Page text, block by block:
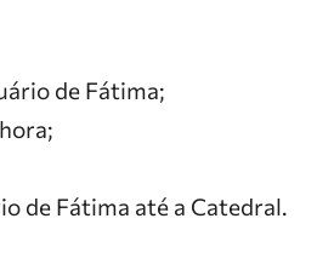
de Fátima;
de Fátima até a Catedral.